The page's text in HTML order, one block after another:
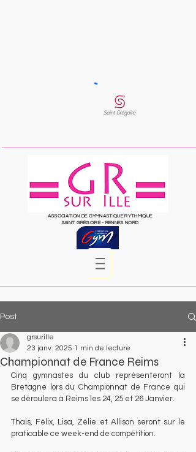
ASSOCIATION DE GYMNASTIQUE RYTHMIQUE
SAINT GRÉGOIRE- RENNES NORD
Post
Championnat de France Reims
grsurille
23 janv. 2025 1 min de lecture
Cinq gymnastes du club représenteront la
Bretagne lors du Championnat de France qui
se déroulera à Reims les 24, 25 et 26 Janvier.
Thais, Félix, Lisa, Zélie et Allison seront sur le
praticable ce week-end de compétition.